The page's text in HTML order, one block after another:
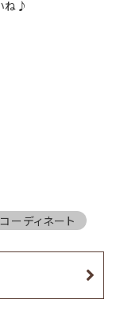
ね♪
ーディネート